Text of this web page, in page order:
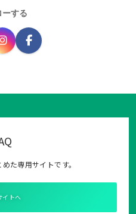
た専用サイトです。
イトへ